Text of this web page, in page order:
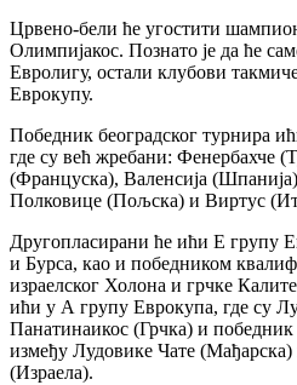
Црвено-бели ће угостити
Олимпијакос. Познато је да ће
Евролигу, остали клубови
Еврокупу.
Победник београдског турнира
где су већ жребани: Фенербахче
(Француска), Валенсија
Полковице (Пољска) и Виртус
Другопласирани ће ићи Е групу
и Бурса, као и победником
израелског Холона и грчке
ићи у А групу Еврокупа, где су
Панатинаикос (Грчка) и
између Лудовике Чате
(Израела).